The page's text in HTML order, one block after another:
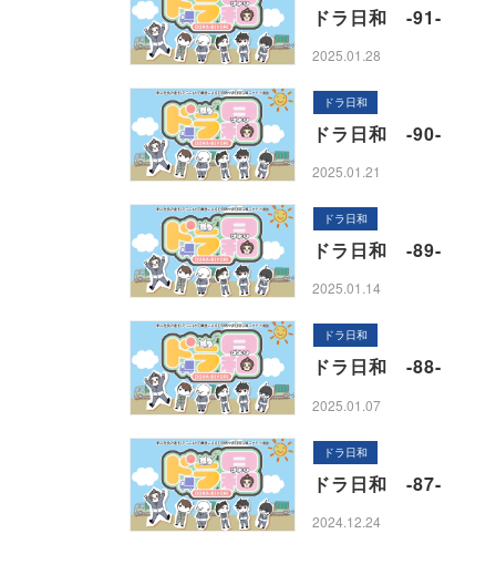
ドラ日和 -91-
2025.01.28
ドラ日和
ドラ日和 -90-
2025.01.21
ドラ日和
ドラ日和 -89-
2025.01.14
ドラ日和
ドラ日和 -88-
2025.01.07
ドラ日和
ドラ日和 -87-
2024.12.24